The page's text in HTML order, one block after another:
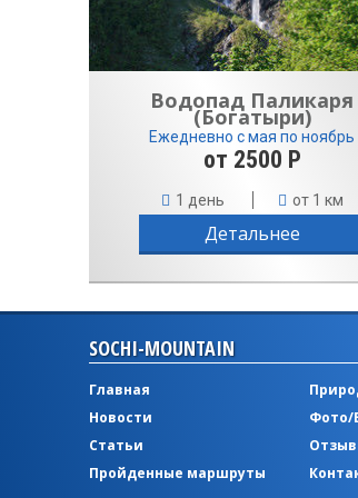
Водопад Паликаря
(Богатыри)
Ежедневно с мая по ноябрь
от 2500 Р
1 день от 1 км
Детальнее
SOCHI-MOUNTAIN
Главная
Новости
Статьи
Пройденные маршруты
Фото/